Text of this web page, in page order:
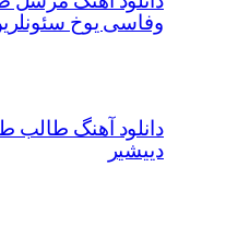
یوخ سئونلرین
آهنگ طالب طالع بنام